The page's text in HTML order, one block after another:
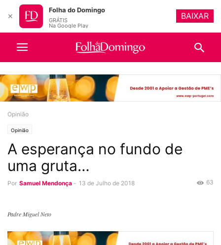
Opinião
Opinião
A esperança no fundo de
uma gruta…
Por Samuel Mendonça - 13 de Julho de 2018 63
Padre Miguel Neto
✕
Folha do Domingo
GRÁTIS
Na Google Play
BAIXAR